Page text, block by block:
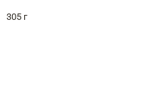
305 г